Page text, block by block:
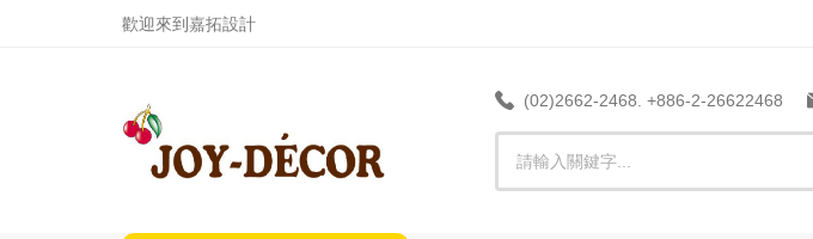
歡迎來到嘉拓設計
(02)2662-2468. +886-2-26622468